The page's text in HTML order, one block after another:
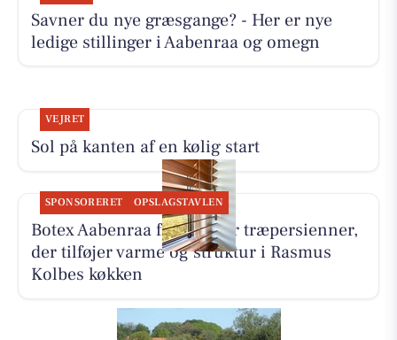
Savner du nye græsgange? - Her er nye
ledige stillinger i Aabenraa og omegn
VEJRET
Sol på kanten af en kølig start
SPONSORERET OPSLAGSTAVLEN
Botex Aabenraa fremhæver træpersienner,
der tilføjer varme og struktur i Rasmus
Kolbes køkken